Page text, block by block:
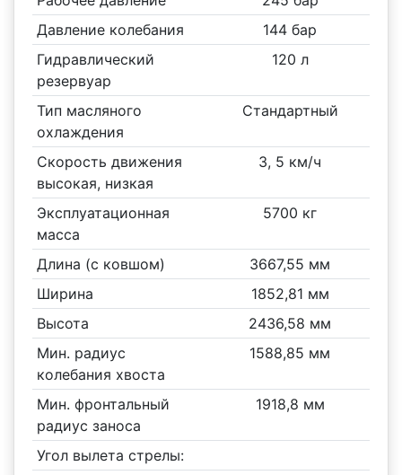
Давление колебания
144 бар
Гидравлический
резервуар
120 л
Тип масляного
охлаждения
Стандартный
Скорость движения
высокая, низкая
3, 5 км/ч
Эксплуатационная
масса
5700 кг
Длина (с ковшом)
3667,55 мм
Ширина
1852,81 мм
Высота
2436,58 мм
Мин. радиус
колебания хвоста
1588,85 мм
Мин. фронтальный
радиус заноса
1918,8 мм
Угол вылета стрелы: